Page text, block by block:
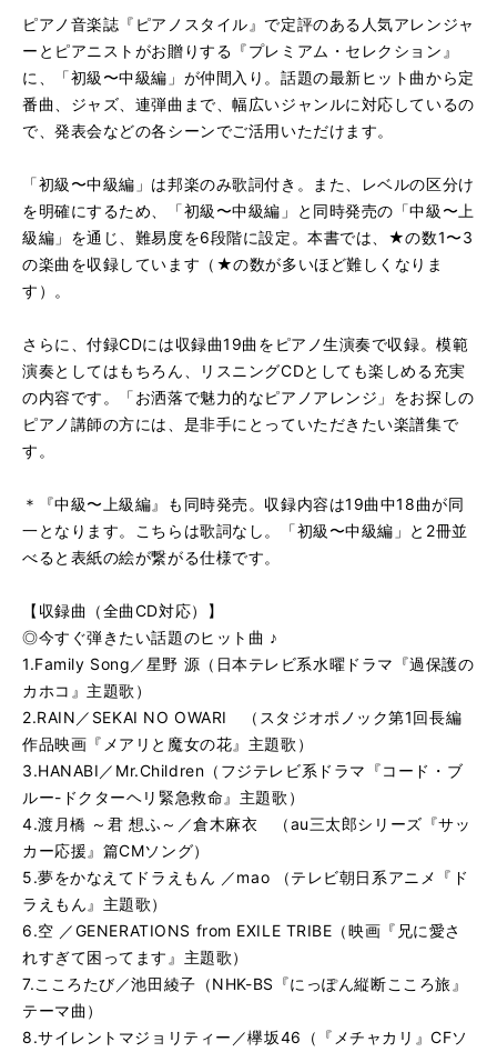
す
る
再
生
る
彼こそが海賊
再
生
す
A HAPPY NEW YEAR
再
す
残酷な天使のテーゼ
再
す
る
再
生
す
る
カッチーニのアヴェ・マリア
再
生
る
くるみ割り人形メドレー
生
す
る
再
生
す
る
プロムナード～組曲「展覧会の絵」より
再
生
ウインター・ゲームス
再
す
る
ピアノ音楽誌『ピアノスタイル』で定評のある人気アレンジャ
ーとピアニストがお贈りする『プレミアム・セレクション』
に、「初級〜中級編」が仲間入り。話題の最新ヒット曲から定
番曲、ジャズ、連弾曲まで、幅広いジャンルに対応しているの
で、発表会などの各シーンでご活用いただけます。
「初級〜中級編」は邦楽のみ歌詞付き。また、レベルの区分け
を明確にするため、「初級〜中級編」と同時発売の「中級〜上
級編」を通じ、難易度を6段階に設定。本書では、★の数1〜3
の楽曲を収録しています（★の数が多いほど難しくなりま
す）。
さらに、付録CDには収録曲19曲をピアノ生演奏で収録。模範
演奏としてはもちろん、リスニングCDとしても楽しめる充実
の内容です。「お洒落で魅力的なピアノアレンジ」をお探しの
ピアノ講師の方には、是非手にとっていただきたい楽譜集で
す。
＊『中級〜上級編』も同時発売。収録内容は19曲中18曲が同
一となります。こちらは歌詞なし。「初級〜中級編」と2冊並
べると表紙の絵が繋がる仕様です。
【収録曲（全曲CD対応）】
◎今すぐ弾きたい話題のヒット曲 ♪
1.Family Song／星野 源（日本テレビ系水曜ドラマ『過保護の
カホコ』主題歌）
2.RAIN／SEKAI NO OWARI （スタジオポノック第1回長編
作品映画『メアリと魔女の花』主題歌）
3.HANABI／Mr.Children（フジテレビ系ドラマ『コード・ブ
ルー-ドクターヘリ緊急救命』主題歌）
4.渡月橋 ～君 想ふ～／倉木麻衣 （au三太郎シリーズ『サッ
カー応援』篇CMソング）
5.夢をかなえてドラえもん ／mao （テレビ朝日系アニメ『ド
ラえもん』主題歌）
6.空 ／GENERATIONS from EXILE TRIBE（映画『兄に愛さ
れすぎて困ってます』主題歌）
7.こころたび／池田綾子（NHK-BS『にっぽん縦断こころ旅』
テーマ曲）
8.サイレントマジョリティー／欅坂46（『メチャカリ』CFソ